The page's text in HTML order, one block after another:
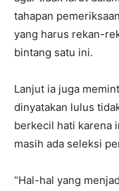
tahapan
yang harus rekan-
bintang satu ini.
Lanjut ia juga
dinyatakan lulus
berkecil hati karena
masih ada seleksi
“Hal-hal yang